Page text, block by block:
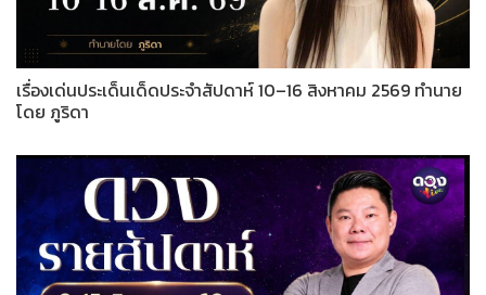
เรื่องเด่นประเด็นเด็ดประจำสัปดาห์ 10–16 สิงหาคม 2569 ทำนาย
โดย ภูริดา